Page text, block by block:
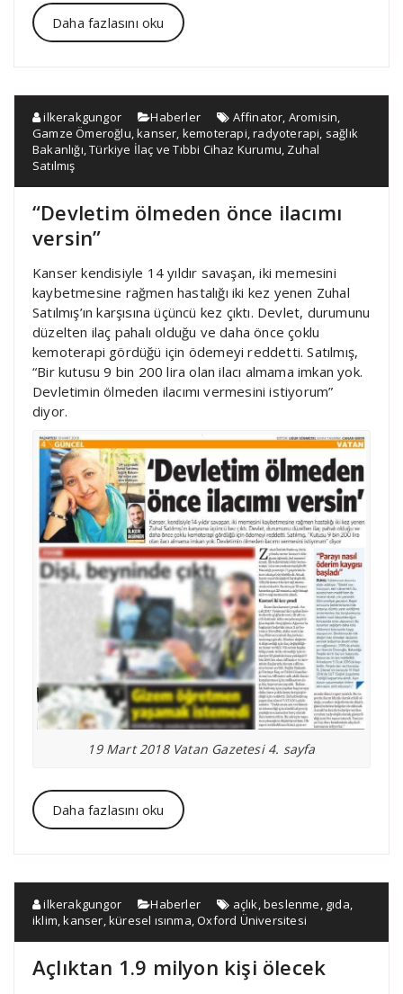
Daha fazlasını oku
ilkerakgungor Haberler Affinator, Aromisin,
Gamze Ömeroğlu,kanser, kemoterapi,radyoterapi, sağlık
Bakanlığı,Türkiye İlaç ve Tıbbi Cihaz Kurumu, Zuhal
Satılmış
“Devletim ölmeden önce ilacımı
versin”
Kanser kendisiyle 14 yıldır savaşan, iki memesini
kaybetmesine rağmen hastalığı iki kez yenen Zuhal
Satılmış’ın karşısına üçüncü kez çıktı. Devlet, durumunu
düzelten ilaç pahalı olduğu ve daha önce çoklu
kemoterapi gördüğü için ödemeyi reddetti. Satılmış,
“Bir kutusu 9 bin 200 lira olan ilacı almama imkan yok.
Devletimin ölmeden ilacımı vermesini istiyorum”
diyor.
19 Mart 2018 Vatan Gazetesi 4. sayfa
Daha fazlasını oku
ilkerakgungor Haberler açlık,beslenme, gıda,
iklim,kanser,küresel ısınma,Oxford Üniversitesi
Açlıktan 1.9 milyon kişi ölecek